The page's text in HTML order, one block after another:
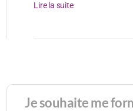
Lire la suite